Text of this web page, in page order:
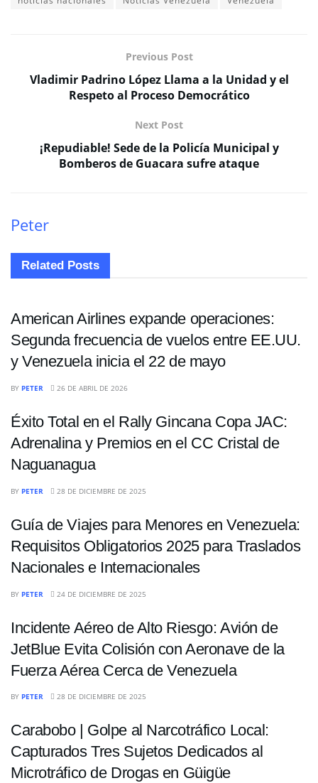
Previous Post
Vladimir Padrino López Llama a la Unidad y el
Respeto al Proceso Democrático
Next Post
¡Repudiable! Sede de la Policía Municipal y
Bomberos de Guacara sufre ataque
Peter
Related Posts
NACIONALES
American Airlines expande operaciones:
Segunda frecuencia de vuelos entre EE.UU.
y Venezuela inicia el 22 de mayo
BY PETER 26 DE ABRIL DE 2026
Éxito Total en el Rally Gincana Copa JAC:
Adrenalina y Premios en el CC Cristal de
Naguanagua
BY PETER 28 DE DICIEMBRE DE 2025
Guía de Viajes para Menores en Venezuela:
Requisitos Obligatorios 2025 para Traslados
Nacionales e Internacionales
BY PETER 24 DE DICIEMBRE DE 2025
Incidente Aéreo de Alto Riesgo: Avión de
JetBlue Evita Colisión con Aeronave de la
Fuerza Aérea Cerca de Venezuela
BY PETER 28 DE DICIEMBRE DE 2025
Carabobo | Golpe al Narcotráfico Local:
Capturados Tres Sujetos Dedicados al
Microtráfico de Drogas en Güigüe